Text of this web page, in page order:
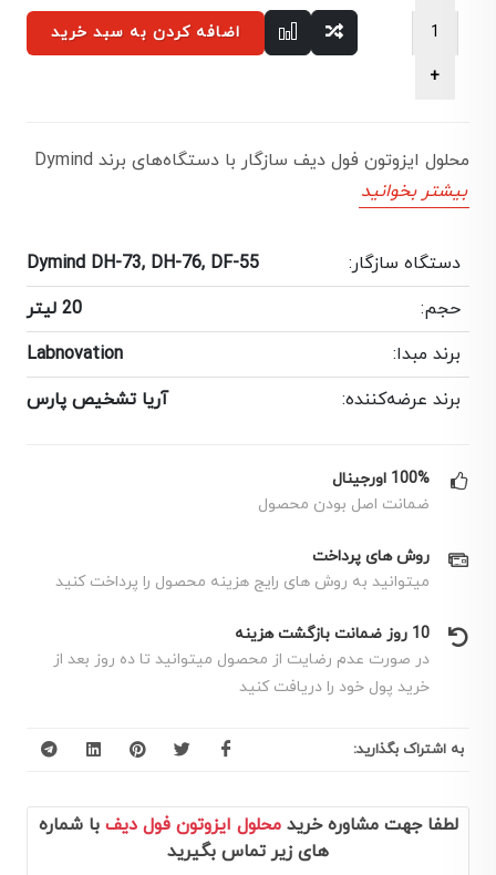
اضافه کردن به سبد خرید
محلول ایزوتون فول دیف سازگار با دستگاه‌های برند Dymind
بیشتر بخوانید
دستگاه سازگار:
Dymind DH-73, DH-76, DF-55
حجم:
20 لیتر
برند مبدا:
Labnovation
برند عرضه‌کننده:
آریا تشخیص پارس
100% اورجینال
ضمانت اصل بودن محصول
روش های پرداخت
میتوانید به روش های رایج هزینه محصول را پرداخت کنید
10 روز ضمانت بازگشت هزینه
در صورت عدم رضایت از محصول میتوانید تا ده روز بعد از
خرید پول خود را دریافت کنید
به اشتراک بگذارید:
لطفا جهت مشاوره خریدمحلول ايزوتون فول دیف با شماره
های زیر تماس بگیرید